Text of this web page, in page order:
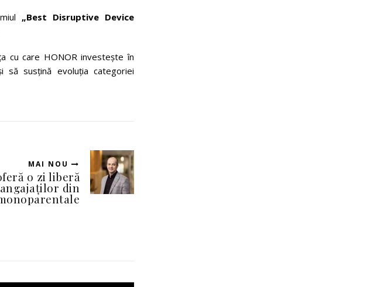
„Best Disruptive Device
cu care HONOR investește în
să susțină evoluția categoriei
MAI NOU
o zi liberă
din